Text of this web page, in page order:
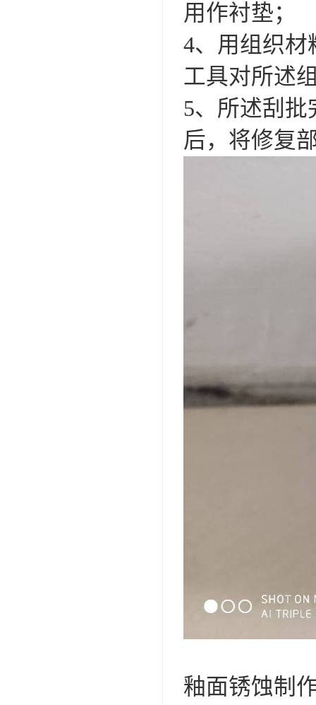
用作衬垫；
4、用组织材
工具对所述
5、所述刮
后，将修复
釉面锈蚀制